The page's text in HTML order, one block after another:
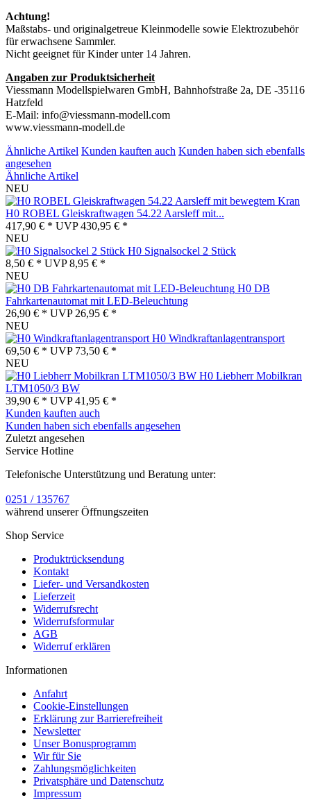
Achtung!
Maßstabs- und originalgetreue Kleinmodelle sowie Elektrozubehör
für erwachsene Sammler.
Nicht geeignet für Kinder unter 14 Jahren.
Angaben zur Produktsicherheit
Viessmann Modellspielwaren GmbH, Bahnhofstraße 2a, DE -35116
Hatzfeld
E-Mail: info@viessmann-modell.com
www.viessmann-modell.de
Ähnliche Artikel Kunden kauften auch Kunden haben sich ebenfalls
angesehen
Ähnliche Artikel
NEU
H0 ROBEL Gleiskraftwagen 54.22 Aarsleff mit...
417,90 € * UVP430,95 € *
NEU
H0 Signalsockel 2 Stück
8,50 € * UVP8,95 € *
NEU
H0 DB
Fahrkartenautomat mit LED-Beleuchtung
26,90 € * UVP 26,95 € *
NEU
H0 Windkraftanlagentransport
69,50 € * UVP 73,50 € *
NEU
H0 Liebherr Mobilkran
LTM1050/3 BW
39,90 € * UVP41,95 € *
Kunden kauften auch
Kunden haben sich ebenfalls angesehen
Zuletzt angesehen
Service Hotline
Telefonische Unterstützung und Beratung unter:
0251 / 135767
während unserer Öffnungszeiten
Shop Service
Produktrücksendung
Kontakt
Liefer- und Versandkosten
Lieferzeit
Widerrufsrecht
Widerrufsformular
AGB
Widerruf erklären
Informationen
Anfahrt
Cookie-Einstellungen
Erklärung zur Barrierefreiheit
Newsletter
Unser Bonusprogramm
Wir für Sie
Zahlungsmöglichkeiten
Privatsphäre und Datenschutz
Impressum